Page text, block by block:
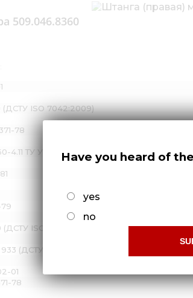
509.046.8360
(ДСТУ ISO 7042:2009)
78
ТУ У 29.3.35432630-002_2010
ISO ГОСТ 7042:2009)
(ДСТУ ГОСТ 7798:2008)
01
78
Have you heard of
yes
no